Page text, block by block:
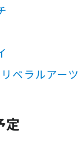
ベラルアーツ
定